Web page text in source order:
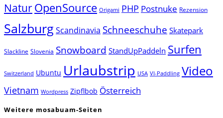
NaturOpenSource Origami PHP Postnuke Rezension
SalzburgScandinavia Schneeschuhe Skatepark
Slackline Slovenia Snowboard StandUpPaddeln Surfen
Switzerland Ubuntu Urlaubstrip USA VI-Paddling Video
Vietnam Wordpress Zipflbob Österreich
Weitere mosabuam-Seiten